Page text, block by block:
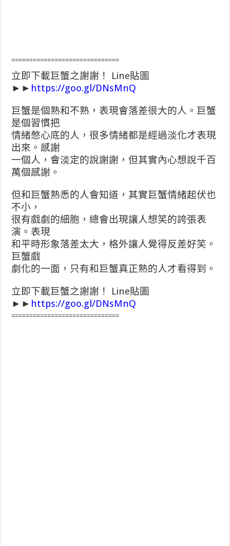
==============================
立即下載巨蟹之謝謝！ Line貼圖
►► https://goo.gl/DNsMnQ
巨蟹是個熟和不熟，表現會落差很大的人。巨蟹
是個習慣把
情緒憋心底的人，很多情緒都是經過淡化才表現
出來。感謝
一個人，會淡定的說謝謝，但其實內心想說千百
萬個感謝。
但和巨蟹熟悉的人會知道，其實巨蟹情緒起伏也
不小，
很有戲劇的細胞，總會出現讓人想笑的誇張表
演。表現
和平時形象落差太大，格外讓人覺得反差好笑。
巨蟹戲
劇化的一面，只有和巨蟹真正熟的人才看得到。
立即下載巨蟹之謝謝！ Line貼圖
►► https://goo.gl/DNsMnQ
==============================